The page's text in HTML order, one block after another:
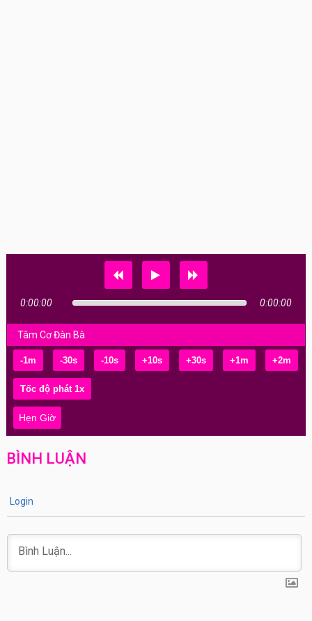
0:00:00 0:00:00
Tâm Cơ Đàn Bà
-1m -30s -10s +10s +30s +1m +2m
Hẹn Giờ
BÌNH LUẬN
Login